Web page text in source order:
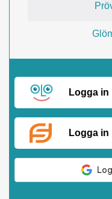
Logga in
Logga in